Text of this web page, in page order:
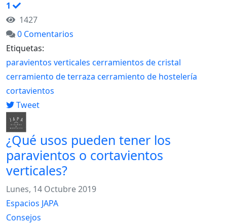
1
1427
0 Comentarios
Etiquetas:
paravientos verticales cerramientos de cristal
cerramiento de terraza cerramiento de hostelería
cortavientos
Tweet
¿Qué usos pueden tener los
paravientos o cortavientos
verticales?
Lunes, 14 Octubre 2019
Espacios JAPA
Consejos